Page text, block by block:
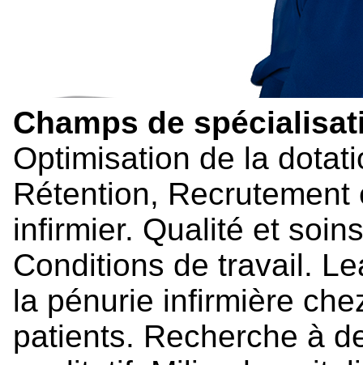
Champs de
Optimisation de la
Rétention,
infirmier. Qualité et
Conditions de travail.
la pénurie infirmière
patients. Recherche à